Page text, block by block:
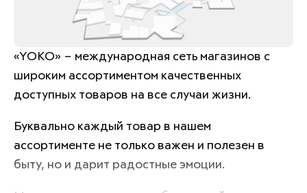
«YOKO» – международная сеть магазинов с
широким ассортиментом качественных
доступных товаров на все случаи жизни.
Буквально каждый товар в нашем
ассортименте не только важен и полезен в
быту, но и дарит радостные эмоции.